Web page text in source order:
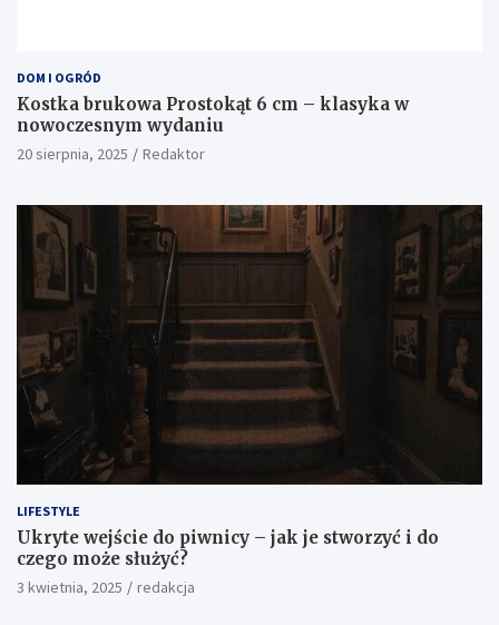
DOM I OGRÓD
Kostka brukowa Prostokąt 6 cm – klasyka w
nowoczesnym wydaniu
20 sierpnia, 2025 Redaktor
LIFESTYLE
Ukryte wejście do piwnicy – jak je stworzyć i do
czego może służyć?
3 kwietnia, 2025 redakcja